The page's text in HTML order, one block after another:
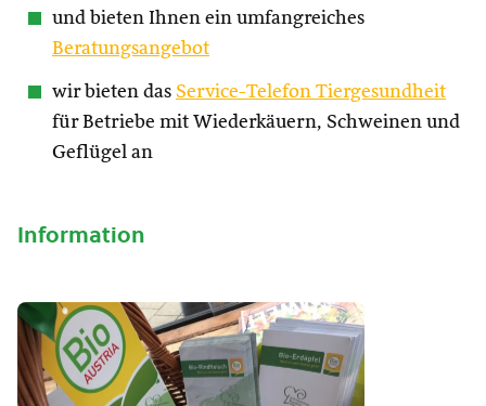
und bieten Ihnen ein umfangreiches
Beratungsangebot
wir bieten das Service-Telefon Tiergesundheit
für Betriebe mit Wiederkäuern, Schweinen und
Geflügel an
Information